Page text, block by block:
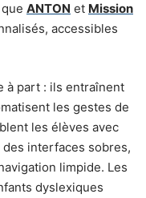
ANTON et Mission
accessibles
à part : ils entraînent
les gestes de
les élèves avec
interfaces sobres,
limpide. Les
dyslexiques